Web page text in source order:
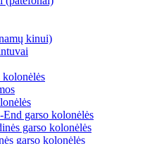
kinui)
kolonėlės
garso kolonėlės
garso kolonėlės
garso kolonėlės